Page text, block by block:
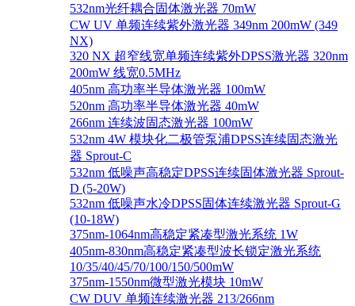
532nm光纤耦合固体激光器 70mW
CW UV 单频连续紫外激光器 349nm 200mW (349
NX)
320 NX 超窄线宽单频连续紫外DPSS激光器 320nm
200mW 线宽0.5MHz
405nm 高功率半导体激光器 100mW
520nm 高功率半导体激光器 40mW
266nm 连续波固态激光器 100mW
532nm 4W 模块化二极管泵浦DPSS连续固态激光
器 Sprout-C
532nm 低噪声高稳定DPSS连续固体激光器 Sprout-
D (5-20W)
532nm 低噪声水冷DPSS固体连续激光器 Sprout-G
(10-18W)
375nm-1064nm高稳定紧凑型激光系统 1W
405nm-830nm高稳定紧凑型波长锁定激光系统
10/35/40/45/70/100/150/500mW
375nm-1550nm微型激光模块 10mW
CW DUV 单频连续激光器 213/266nm